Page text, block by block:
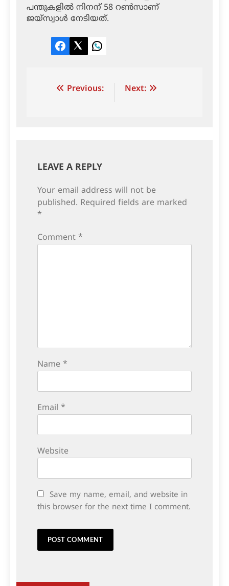
പന്തുകളില്‍ നിനന് 58 റണ്‍സാണ്
ജയ്‌സ്വാള്‍ നേടിയത്.
Facebook
TwitterLinkedIn
Post Previous: Next:
LEAVE A REPLY
Your email address will not be
published. Required fields are marked
*
Comment *
Name *
Email *
Website
Save my name, email, and website in
this browser for the next time I comment.